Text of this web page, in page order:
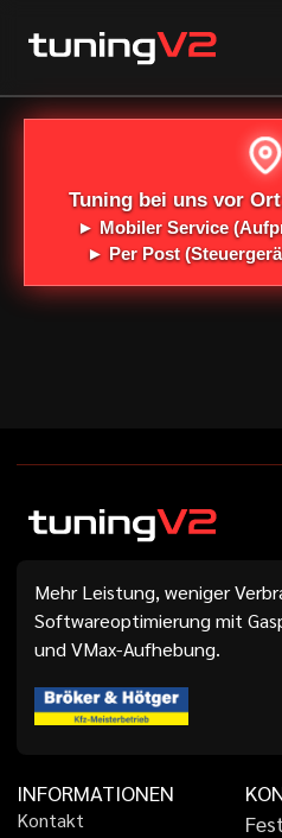
Tuning bei uns vor
► Mobiler Service
►Per Post
Mehr Leistung, weniger
Softwareoptimierung mit
und VMax-Aufhebung.
INFORMATIONEN
Kontakt